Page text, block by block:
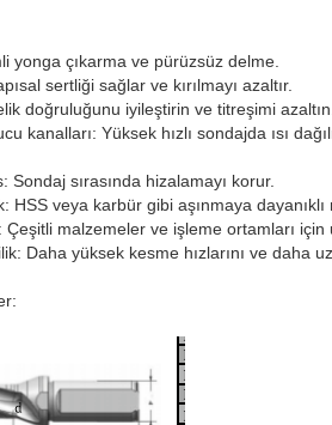
yonga çıkarma ve pürüzsüz delme.
sertliği sağlar ve kırılmayı azaltır.
doğruluğunu iyileştirin ve titreşimi azaltın.
kanalları: Yüksek hızlı sondajda ısı
Sondaj sırasında hizalamayı korur.
HSS veya karbür gibi aşınmaya dayanıklı
Çeşitli malzemeler ve işleme ortamları için
Daha yüksek kesme hızlarını ve daha